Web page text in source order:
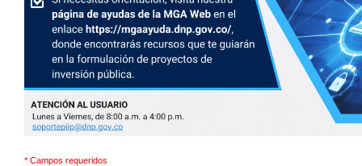
* Campos requeridos